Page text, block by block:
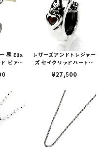
昼 Elix
ピアス
レザーズアンドトレジャー
ズ セイクリッドハートピ
¥27,500